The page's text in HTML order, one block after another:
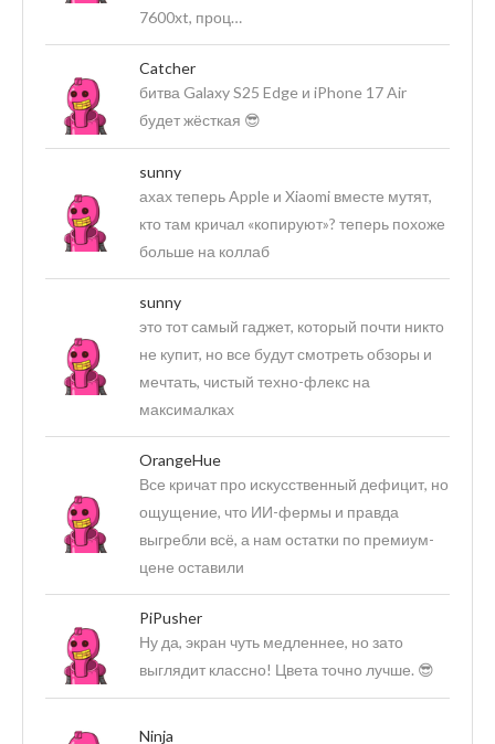
7600xt, проц…
Catcher
битва Galaxy S25 Edge и iPhone 17 Air
будет жёсткая 😎
sunny
ахах теперь Apple и Xiaomi вместе мутят,
кто там кричал «копируют»? теперь похоже
больше на коллаб
sunny
это тот самый гаджет, который почти никто
не купит, но все будут смотреть обзоры и
мечтать, чистый техно-флекс на
максималках
OrangeHue
Все кричат про искусственный дефицит, но
ощущение, что ИИ-фермы и правда
выгребли всё, а нам остатки по премиум-
цене оставили
PiPusher
Ну да, экран чуть медленнее, но зато
выглядит классно! Цвета точно лучше. 😎
Ninja